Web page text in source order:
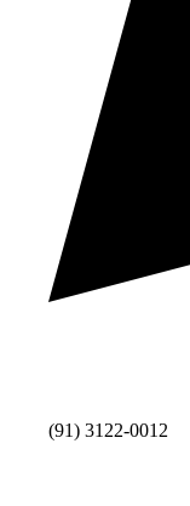
(91) 3122-0012